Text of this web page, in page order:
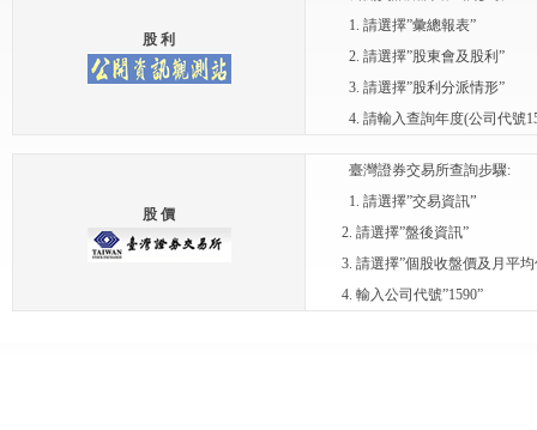
股 利
1. 請選擇”彙總報表”
2. 請選擇”股東會及股利”
3. 請選擇”股利分派情形”
4. 請輸入查詢年度(公司代
股 價
臺灣證券交易所查詢步驟:
1. 請選擇”交易資訊”
2. 請選擇”盤後資訊”
3. 請選擇”個股收盤價及月平均
4. 輸入公司代號”1590”